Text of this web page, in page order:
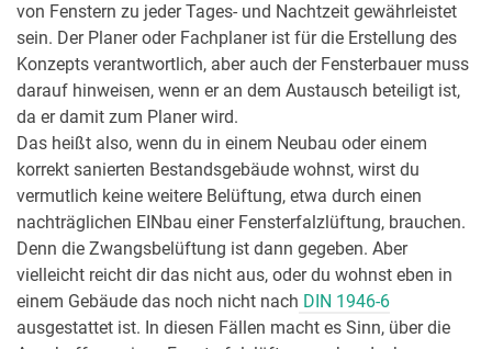
von Fenstern zu jeder Tages- und Nachtzeit gewährleistet
sein. Der Planer oder Fachplaner ist für die Erstellung des
Konzepts verantwortlich, aber auch der Fensterbauer muss
darauf hinweisen, wenn er an dem Austausch beteiligt ist,
da er damit zum Planer wird.
Das heißt also, wenn du in einem Neubau oder einem
korrekt sanierten Bestandsgebäude wohnst, wirst du
vermutlich keine weitere Belüftung, etwa durch einen
nachträglichen EINbau einer Fensterfalzlüftung, brauchen.
Denn die Zwangsbelüftung ist dann gegeben. Aber
vielleicht reicht dir das nicht aus, oder du wohnst eben in
einem Gebäude das noch nicht nach DIN 1946-6
ausgestattet ist. In diesen Fällen macht es Sinn, über die